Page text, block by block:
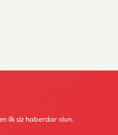
ilk siz haberdar olun.